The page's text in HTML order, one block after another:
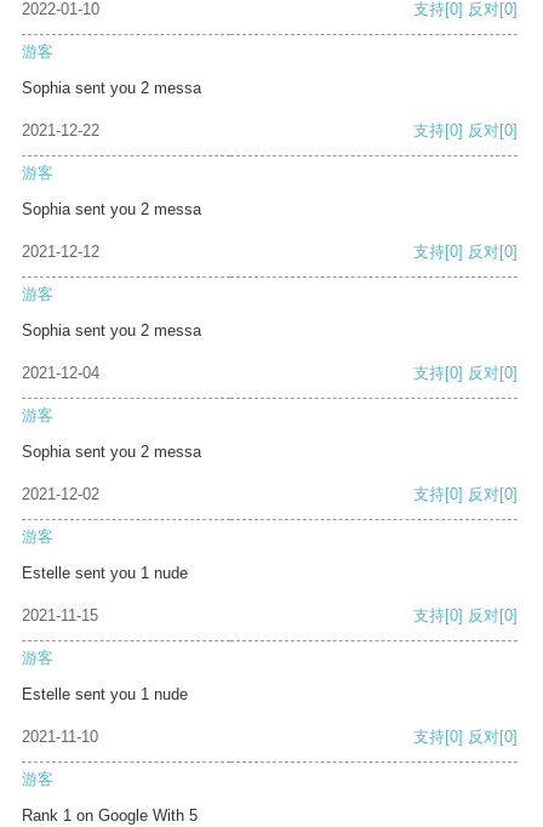
2022-01-10 支持[0] 反对[0]
游客
Sophia sent you 2 messa
2021-12-22 支持[0] 反对[0]
游客
Sophia sent you 2 messa
2021-12-12 支持[0] 反对[0]
游客
Sophia sent you 2 messa
2021-12-04 支持[0] 反对[0]
游客
Sophia sent you 2 messa
2021-12-02 支持[0] 反对[0]
游客
Estelle sent you 1 nude
2021-11-15 支持[0] 反对[0]
游客
Estelle sent you 1 nude
2021-11-10 支持[0] 反对[0]
游客
Rank 1 on Google With 5